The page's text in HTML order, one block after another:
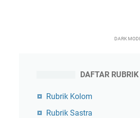
DAFTAR RUBRIK
Rubrik Kolom
Rubrik Sastra